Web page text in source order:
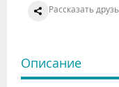
Рассказать
Описание